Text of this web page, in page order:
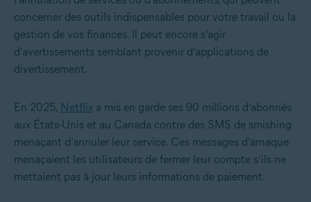
concerner des outils indispensables pour votre travail ou la
gestion de vos finances. Il peut encore s’agir
d’avertissements semblant provenir d’applications de
divertissement.
En 2025, Netflix a mis en garde ses 90 millions d’abonnés
aux États-Unis et au Canada contre des SMS de smishing
menaçant d’annuler leur service. Ces messages d’arnaque
menaçaient les utilisateurs de fermer leur compte s’ils ne
mettaient pas à jour leurs informations de paiement.